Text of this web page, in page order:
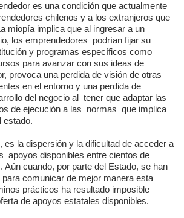
es una condición que actualmente
chilenos y a los extranjeros que
miopía implica que al ingresar a un
los emprendedores podrían fijar su
y programas específicos como
para avanzar con sus ideas de
provoca una perdida de visión de otras
en el entorno y una perdida de
del negocio al tener que adaptar las
de ejecución a las normas que implica
estado.
es la dispersión y la dificultad de acceder a
apoyos disponibles entre cientos de
Aún cuando, por parte del Estado, se han
comunicar de mejor manera esta
prácticos ha resultado imposible
de apoyos estatales disponibles.